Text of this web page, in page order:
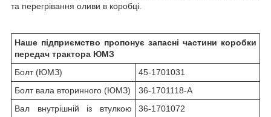
та перегрівання оливи в коробці.
Наше підприємство пропонує запасні частини коробки
передач трактора ЮМЗ
Болт (ЮМЗ)
45-1701031
Болт вала вторинного (ЮМЗ)
36-1701118-А
Вал внутрішній із втулкою
36-1701072